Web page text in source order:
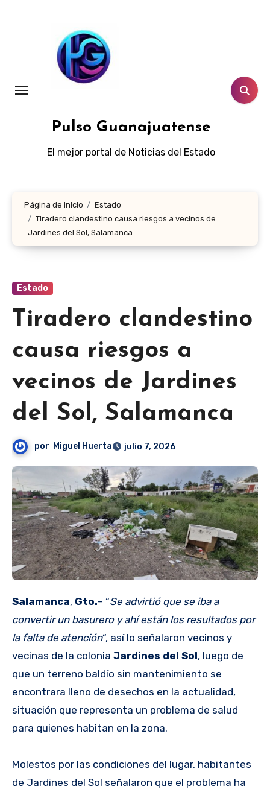
Pulso Guanajuatense
El mejor portal de Noticias del Estado
Página de inicio
Estado
Tiradero clandestino causa riesgos a vecinos de
Jardines del Sol, Salamanca
Estado
Tiradero clandestino
causa riesgos a
vecinos de Jardines
del Sol, Salamanca
por Miguel Huerta julio 7, 2026
Salamanca, Gto.– “Se advirtió que se iba a
convertir un basurero y ahí están los resultados por
la falta de atención“, así lo señalaron vecinos y
vecinas de la colonia Jardines del Sol, luego de
que un terreno baldío sin mantenimiento se
encontrara lleno de desechos en la actualidad,
situación que representa un problema de salud
para quienes habitan en la zona.
Molestos por las condiciones del lugar, habitantes
de Jardines del Sol señalaron que el problema ha